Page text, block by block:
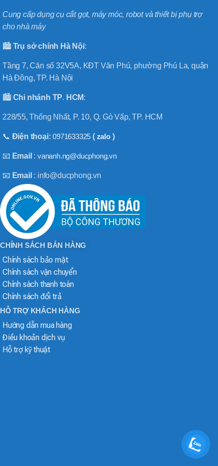
Cung cấp dụng cụ cắt gọt, máy móc, robot và thiết bị phụ trợ
cho nhà máy
🏙️ Trụ sở chính Hà Nội:
Tầng 7, Căn số 32V5A, KĐT Văn Phú, phường Phú La, quận
Hà Đông, TP. Hà Nội
🏙️ Chi nhánh TP. HCM:
228/55, Thống Nhất, P. 10, Q. Gò Vấp, TP. HCM
📞 Điện thoại:0971633325 ( zalo)
📧 Email :vananh.ng@ducphong.vn
📧 Email : info@ducphong.vn
CHÍNH SÁCH BÁN HÀNG
Chính sách bảo mật
Chính sách vận chuyển
Chính sách thanh toán
Chính sách đổi trả
HỖ TRỢ KHÁCH HÀNG
Hướng dẫn mua hàng
Điều khoản dịch vụ
Hỗ trợ kỹ thuật